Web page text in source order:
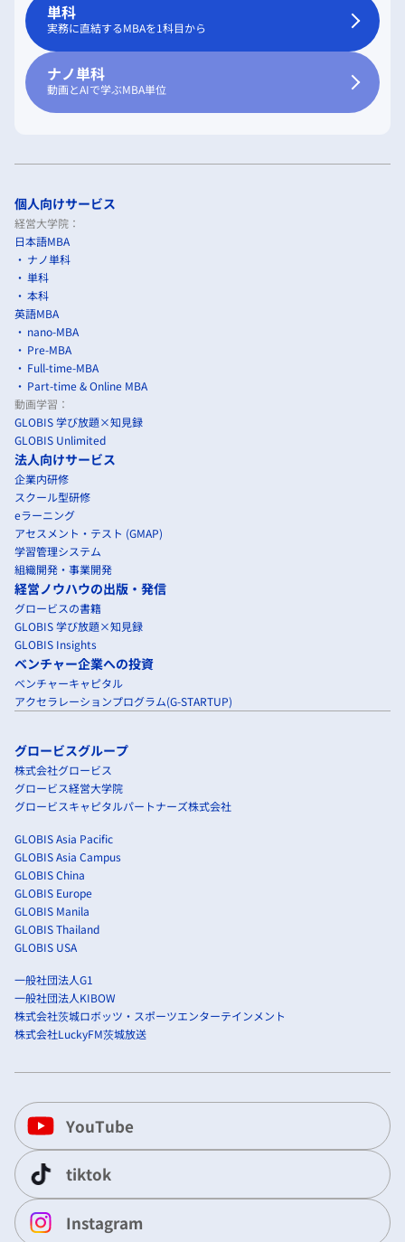
単科
実務に直結するMBAを1科目から
ナノ単科
動画とAIで学ぶMBA単位
個人向けサービス
経営大学院：
日本語MBA
ナノ単科
単科
本科
英語MBA
nano-MBA
Pre-MBA
Full-time-MBA
Part-time & Online MBA
動画学習：
GLOBIS 学び放題×知見録
GLOBIS Unlimited
法人向けサービス
企業内研修
スクール型研修
eラーニング
アセスメント・テスト (GMAP)
学習管理システム
組織開発・事業開発
経営ノウハウの出版・発信
グロービスの書籍
GLOBIS 学び放題×知見録
GLOBIS Insights
ベンチャー企業への投資
ベンチャーキャピタル
アクセラレーションプログラム(G-STARTUP)
グロービスグループ
株式会社グロービス
グロービス経営大学院
グロービスキャピタルパートナーズ株式会社
GLOBIS Asia Pacific
GLOBIS Asia Campus
GLOBIS China
GLOBIS Europe
GLOBIS Manila
GLOBIS Thailand
GLOBIS USA
一般社団法人G1
一般社団法人KIBOW
株式会社茨城ロボッツ・スポーツエンターテインメント
株式会社LuckyFM茨城放送
YouTube
tiktok
Instagram